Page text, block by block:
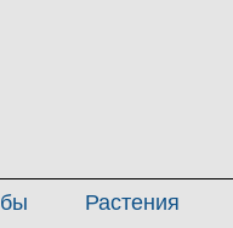
Растения